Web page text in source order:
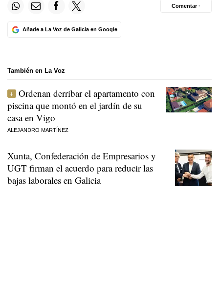
Añade a La Voz de Galicia en Google
Comentar ·
También en La Voz
Ordenan derribar el apartamento con
piscina que montó en el jardín de su
casa en Vigo
ALEJANDRO MARTÍNEZ
Xunta, Confederación de Empresarios y
UGT firman el acuerdo para reducir las
bajas laborales en Galicia